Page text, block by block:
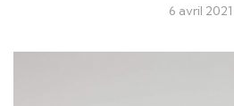
6 avril 2021